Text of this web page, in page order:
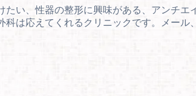
い、性器の整形に興味がある、アンチ
は応えてくれるクリニックです。メー